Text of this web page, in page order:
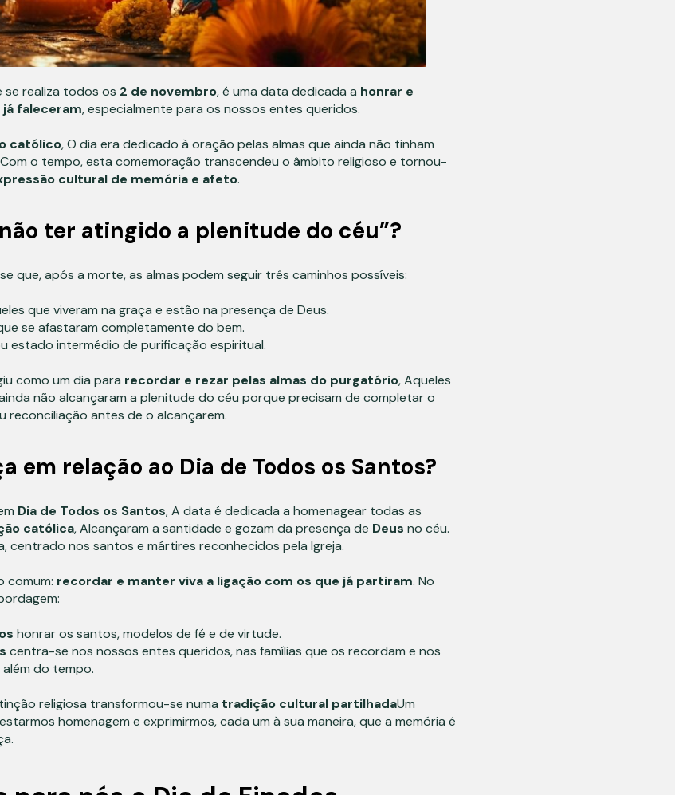
se realiza todos os 2 de novembro, é uma data dedicada a honrar e
faleceram, especialmente para os nossos entes queridos.
católico, O dia era dedicado à oração pelas almas que ainda não tinham
o tempo, esta comemoração transcendeu o âmbito religioso e tornou-
cultural de memória e afeto.
ter atingido a plenitude do céu”?
que, após a morte, as almas podem seguir três caminhos possíveis:
que viveram na graça e estão na presença de Deus.
se afastaram completamente do bem.
estado intermédio de purificação espiritual.
como um dia para recordar e rezar pelas almas do purgatório, Aqueles
não alcançaram a plenitude do céu porque precisam de completar o
reconciliação antes de o alcançarem.
em relação ao Dia de Todos os Santos?
Dia de Todos os Santos, A data é dedicada a homenagear todas as
católica, Alcançaram a santidade e gozam da presença de Deus no céu.
centrado nos santos e mártires reconhecidos pela Igreja.
comum: recordar e manter viva a ligação com os que já partiram. No
honrar os santos, modelos de fé e de virtude.
centra-se nos nossos entes queridos, nas famílias que os recordam e nos
do tempo.
religiosa transformou-se numa tradição cultural partilhadaUm
homenagem e exprimirmos, cada um à sua maneira, que a memória é